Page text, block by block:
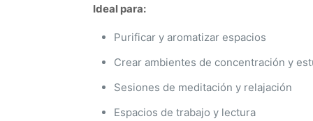
Ideal para:
Purificar y aromatizar espacios
Crear ambientes de concentración y
Sesiones de meditación y relajación
Espacios de trabajo y lectura